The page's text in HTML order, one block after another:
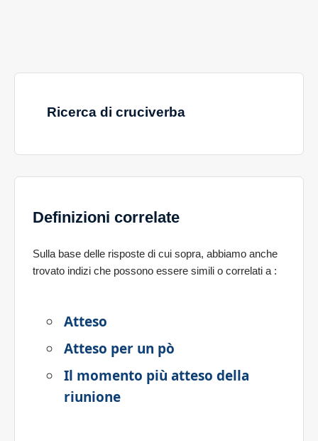
Ricerca di cruciverba
Definizioni correlate
Sulla base delle risposte di cui sopra, abbiamo anche
trovato indizi che possono essere simili o correlati a :
Atteso
Atteso per un pò
Il momento più atteso della
riunione